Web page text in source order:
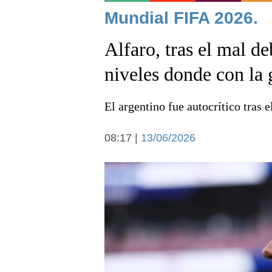
Noticias
Arte y cultura
Economía y campo
Mundial FIFA 2026.
Alfaro, tras el mal
niveles donde con la
El argentino fue autocrítico tras
08:17 | 13/06/2026